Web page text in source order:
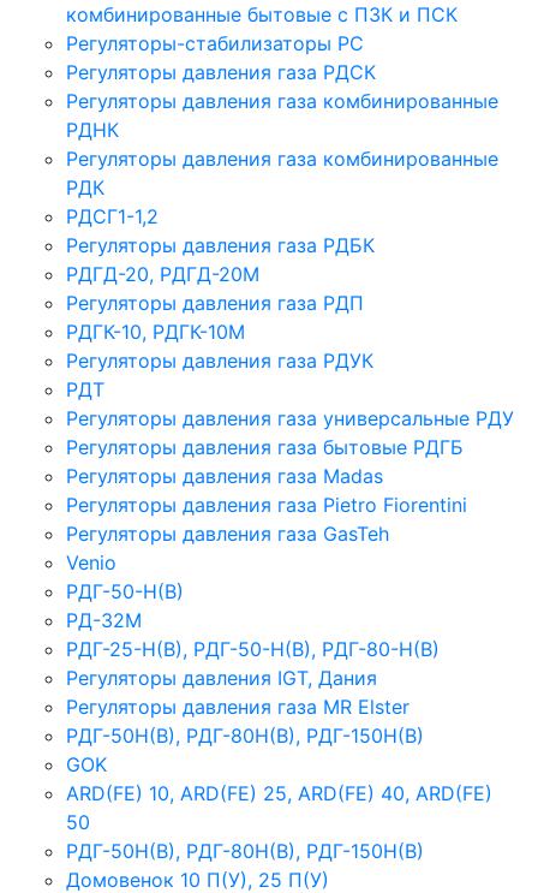
комбинированные бытовые с ПЗК и ПСК
Регуляторы-стабилизаторы РС
Регуляторы давления газа РДСК
Регуляторы давления газа комбинированные
РДНК
Регуляторы давления газа комбинированные
РДК
РДСГ1-1,2
Регуляторы давления газа РДБК
РДГД-20, РДГД-20М
Регуляторы давления газа РДП
РДГК-10, РДГК-10М
Регуляторы давления газа РДУК
РДТ
Регуляторы давления газа универсальные РДУ
Регуляторы давления газа бытовые РДГБ
Регуляторы давления газа Madas
Регуляторы давления газа Рietro Fiorentini
Регуляторы давления газа GasTeh
Venio
РДГ-50-Н(В)
РД-32М
РДГ-25-Н(В), РДГ-50-Н(В), РДГ-80-Н(В)
Регуляторы давления IGT, Дания
Регуляторы давления газа MR Elster
РДГ-50Н(В), РДГ-80Н(В), РДГ-150Н(В)
GOK
ARD(FE) 10, ARD(FE) 25, ARD(FE) 40, ARD(FE)
50
РДГ-50Н(В), РДГ-80Н(В), РДГ-150Н(В)
Домовенок 10 П(У), 25 П(У)